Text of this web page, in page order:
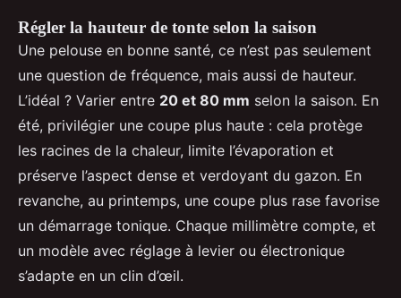
Régler la hauteur de tonte selon la saison
Une pelouse en bonne santé, ce n’est pas seulement
une question de fréquence, mais aussi de hauteur.
L’idéal ? Varier entre 20 et 80 mm selon la saison. En
été, privilégier une coupe plus haute : cela protège
les racines de la chaleur, limite l’évaporation et
préserve l’aspect dense et verdoyant du gazon. En
revanche, au printemps, une coupe plus rase favorise
un démarrage tonique. Chaque millimètre compte, et
un modèle avec réglage à levier ou électronique
s’adapte en un clin d’œil.